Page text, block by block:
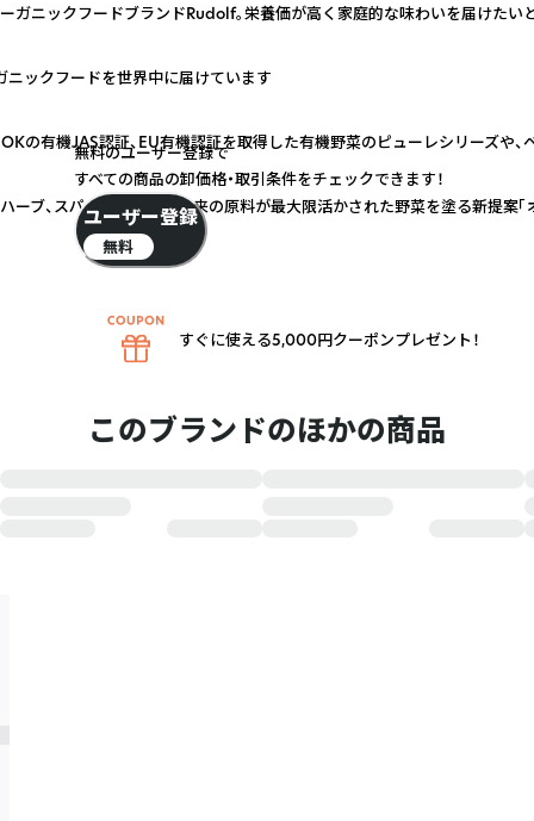
ガニックフードブランドRudolf。栄養価が高く家庭的な味わいを届けたい
ニックフードを世界中に届けています
の有機JAS認証、EU有機認証を取得した有機野菜のピューレシリーズや、
ーブ、スパイスなど植物由来の原料が最大限活かされた野菜を塗る新提案
このブランドのほかの商品
無料のユーザー登録で
すべての商品の卸価格・取引条件をチェックできます！
ユーザー登録
無料
すぐに使える5,000円クーポンプレゼント！